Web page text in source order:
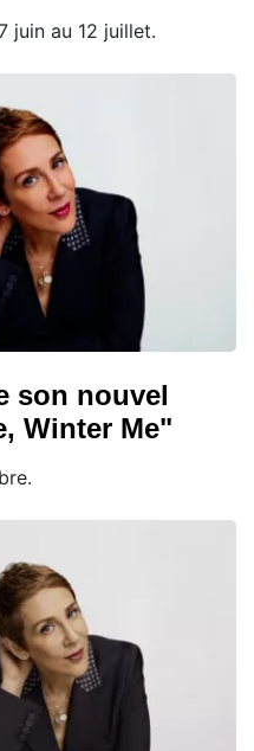
juin au 12 juillet.
son nouvel
Winter Me"